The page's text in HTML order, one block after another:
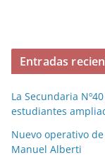
Entradas
La Secundaria
estudiantes
Nuevo operativo
Manuel Alberti